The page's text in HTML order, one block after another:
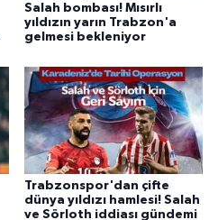
Salah bombası! Mısırlı
yıldızın yarın Trabzon'a
gelmesi bekleniyor
Trabzonspor'dan çifte
dünya yıldızı hamlesi! Salah
ve Sörloth iddiası gündemi